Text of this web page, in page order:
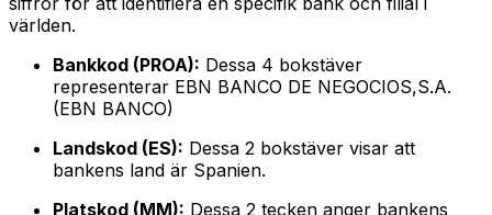
världen.
Bankkod (PROA): Dessa 4 bokstäver
representerar EBN BANCO DE NEGOCIOS,S.A.
(EBN BANCO)
Landskod (ES): Dessa 2 bokstäver visar att
bankens land är Spanien.
Platskod (MM): Dessa 2 tecken anger bankens